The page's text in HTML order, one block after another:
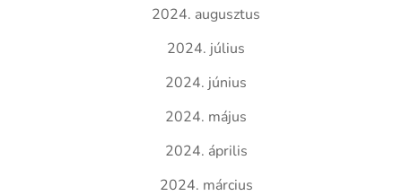
2024. augusztus
2024. július
2024. június
2024. május
2024. április
2024. március